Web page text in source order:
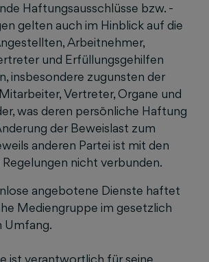
Haftungsausschlüsse bzw. -
gelten auch im Hinblick auf die
Arbeitnehmer,
und Erfüllungsgehilfen
insbesondere zugunsten der
Vertreter, Organe und
was deren persönliche Haftung
der Beweislast zum
anderen Partei ist mit den
nicht verbunden.
angebotene Dienste haftet
Mediengruppe im gesetzlich
Umfang.
ist verantwortlich für seine